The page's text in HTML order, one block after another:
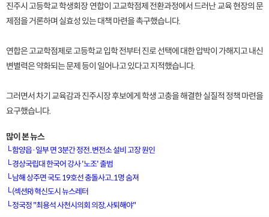
진주시 고등학교 학생회장 연합이 고교학점제 전환과정에서 드러난 교육 현장의 문
제점을 거론하며 실효성 있는 대책 마련을 촉구했습니다.
연합은 고교학점제로 고등학교 입학 전부터 진로 선택에 대한 압박이 가해지고 내신
변별력은 약화되는 문제 등이 일어나고 있다고 지적했습니다.
그러면서 차기 교육감과 진주시장 후보에게 학생 고충을 해결한 실질적 정책 마련을
요구했습니다.
많이 본 뉴스
└함양읍·일부 면 3분간 정전..변전소 설비 고장 원인
└경상국립대 한국어 강사 '노조' 출범
└남해 상주면 국도 19호선 충돌사고..1명 숨져
└(섹션R) 혁신도시 뉴스레터
└정국정 "최용석 사천시의회 의장, 사퇴해야"
[VOD공지] 청춘초이스 이용금액 변경 안내
[서경방송] 디지털알뜰형 결합 할인요금 조정 안내 (수정)